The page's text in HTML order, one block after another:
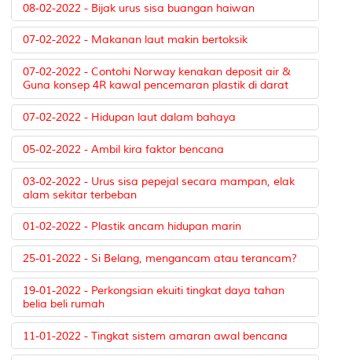
08-02-2022 - Bijak urus sisa buangan haiwan
07-02-2022 - Makanan laut makin bertoksik
07-02-2022 - Contohi Norway kenakan deposit air &
Guna konsep 4R kawal pencemaran plastik di darat
07-02-2022 - Hidupan laut dalam bahaya
05-02-2022 - Ambil kira faktor bencana
03-02-2022 - Urus sisa pepejal secara mampan, elak
alam sekitar terbeban
01-02-2022 - Plastik ancam hidupan marin
25-01-2022 - Si Belang, mengancam atau terancam?
19-01-2022 - Perkongsian ekuiti tingkat daya tahan
belia beli rumah
11-01-2022 - Tingkat sistem amaran awal bencana